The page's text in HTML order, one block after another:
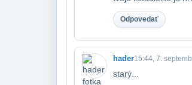
Odpovedať
hader15:44, 7.
starý...